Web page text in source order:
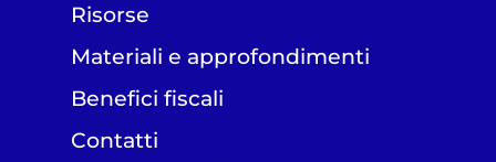
Risorse
Materiali e approfondimenti
Benefici fiscali
Contatti